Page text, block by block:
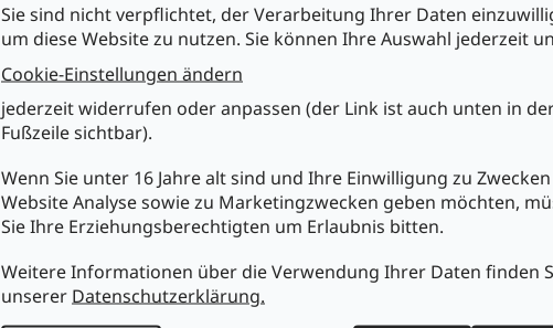
Sie sind nicht verpflichtet, der Verarbeitung Ihrer Daten
um diese Website zu nutzen. Sie können Ihre Auswahl jederzeit
Cookie-Einstellungen ändern
jederzeit widerrufen oder anpassen (der Link ist auch unten in
Fußzeile sichtbar).
Wenn Sie unter 16 Jahre alt sind und Ihre Einwilligung zu
Website Analyse sowie zu Marketingzwecken geben möchten,
Sie Ihre Erziehungsberechtigten um Erlaubnis bitten.
Weitere Informationen über die Verwendung Ihrer Daten finden
unserer Datenschutzerklärung.
• schlankes und ergonomisches Design - hochwertig und handlich
• robustes, dauerhaftes Metall Druckguss Gehäuse
• innenseitiges Gewinde im Gehäuse ist gegen Beschädigung
• markiert mit dem einzigartigen Hologramm - garantiert ein
echtes Neutrik Produkt
• Zulassungen: UL zertifizierte Komponenten, UL 94 HB, IEC 61076-2-
2-20
Technische Daten :
• Titel: NC5FXX
• Verbindungstyp: XLR
• Kapazität zwischen Kontakten: ≤ 7 pF
• Durchgangswiderstand: ≤ 3 mΩ (inner)
• Durchschlagsfestigkeit: 1,5 kVdc